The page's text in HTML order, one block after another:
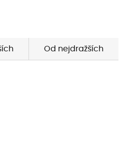
Od nejdražších